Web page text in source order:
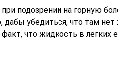
при подозрении на горную
дабы убедиться, что там
что жидкость в